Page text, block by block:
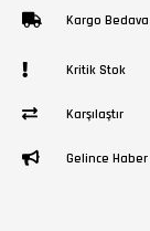
Kargo Bedava
Kritik Stok
Karşılaştır
Gelince Haber